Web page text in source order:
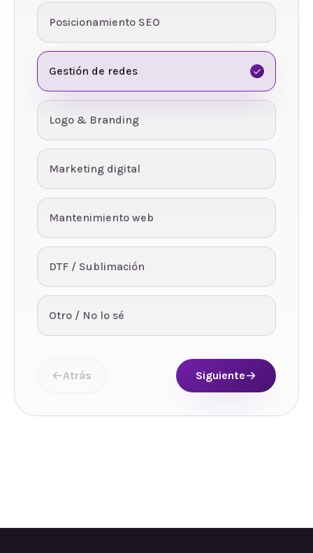
Posicionamiento SEO
Gestión de redes
Logo & Branding
Marketing digital
Mantenimiento web
DTF / Sublimación
Otro / No lo sé
Atrás Siguiente